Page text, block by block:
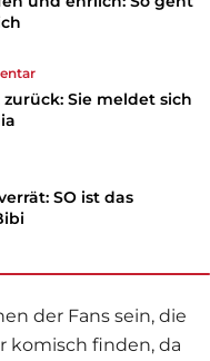
Sie meldet sich
SO ist das
der Fans sein, die
komisch finden, da